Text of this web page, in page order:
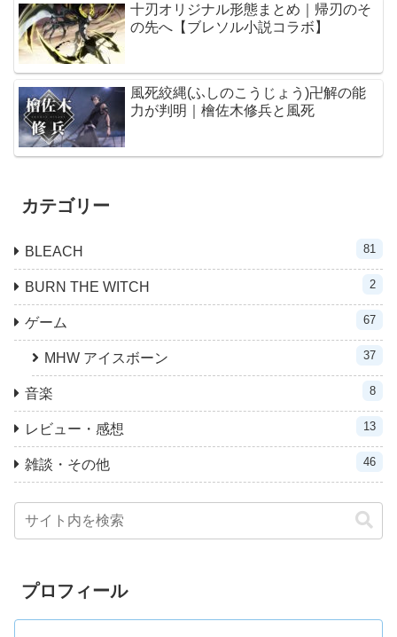
十刃オリジナル形態まとめ｜帰刃のそ
の先へ【ブレソル小説コラボ】
風死絞縄(ふしのこうじょう)卍解の能
力が判明｜檜佐木修兵と風死
カテゴリー
BLEACH 81
BURN THE WITCH 2
ゲーム 67
MHW アイスボーン 37
音楽 8
レビュー・感想 13
雑談・その他 46
プロフィール